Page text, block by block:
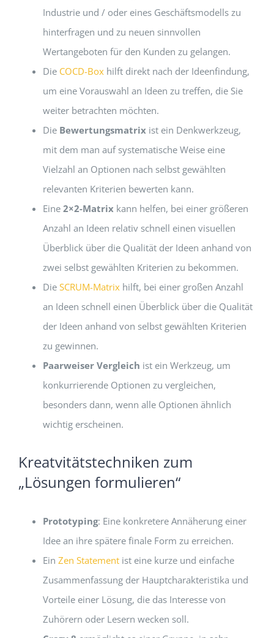
Industrie und / oder eines Geschäftsmodells zu
hinterfragen und zu neuen sinnvollen
Wertangeboten für den Kunden zu gelangen.
Die COCD-Boxhilft direkt nach der Ideenfindung,
um eine Vorauswahl an Ideen zu treffen, die Sie
weiter betrachten möchten.
Die Bewertungsmatrixist ein Denkwerkzeug,
mit dem man auf systematische Weise eine
Vielzahl an Optionen nach selbst gewählten
relevanten Kriterien bewerten kann.
Eine 2×2-Matrixkann helfen, bei einer größeren
Anzahl an Ideen relativ schnell einen visuellen
Überblick über die Qualität der Ideen anhand von
zwei selbst gewählten Kriterien zu bekommen.
Die SCRUM-Matrixhilft, bei einer großen Anzahl
an Ideen schnell einen Überblick über die Qualität
der Ideen anhand von selbst gewählten Kriterien
zu gewinnen.
Paarweiser Vergleich ist ein Werkzeug, um
konkurrierende Optionen zu vergleichen,
besonders dann, wenn alle Optionen ähnlich
wichtig erscheinen.
Kreatvitätstechniken zum
„Lösungen formulieren“
Prototyping: Eine konkretere Annäherung einer
Idee an ihre spätere finale Form zu erreichen.
Ein Zen Statementist eine kurze und einfache
Zusammenfassung der Hauptcharakteristika und
Vorteile einer Lösung, die das Interesse von
Zuhörern oder Lesern wecken soll.